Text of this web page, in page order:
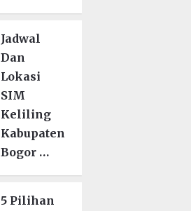
Jadwal
Dan
Lokasi
SIM
Keliling
Kabupaten
Bogor …
5 Pilihan